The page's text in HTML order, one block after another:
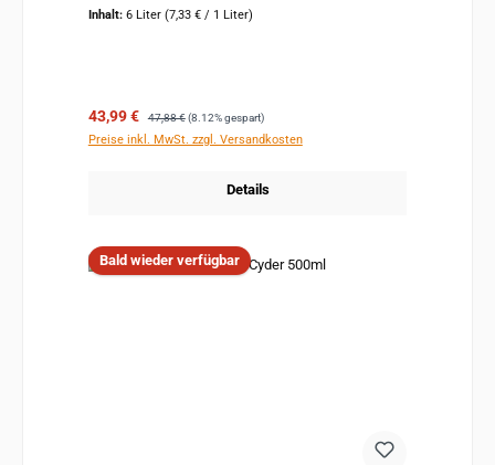
Inhalt: 6 Liter (7,33 € / 1 Liter)
Verkaufspreis:
43,99 € Regulärer Preis:
47,88 € (8.12% gespart)
Preise inkl. MwSt. zzgl. Versandkosten
Details
Bald wieder verfügbar